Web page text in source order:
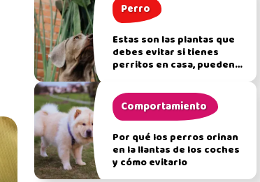
Perro
Estas son las plantas que
debes evitar si tienes
perritos en casa, pueden
Comportamiento
Por qué los perros orinan
en la llantas de los coches
y cómo evitarlo